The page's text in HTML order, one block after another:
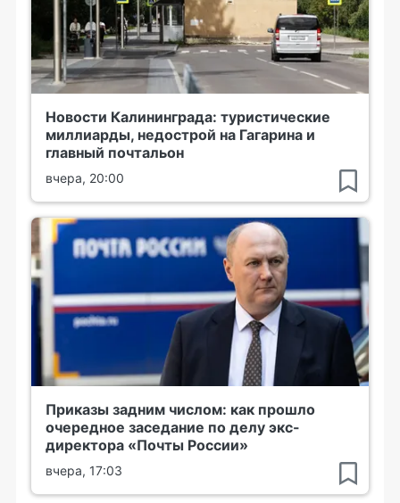
Новости Калининграда: туристические
миллиарды, недострой на Гагарина и
главный почтальон
вчера, 20:00
Приказы задним числом: как прошло
очередное заседание по делу экс-
директора «Почты России»
вчера, 17:03